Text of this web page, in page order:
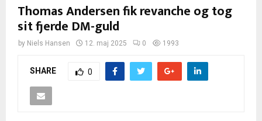
Thomas Andersen fik revanche og tog
sit fjerde DM-guld
by Niels Hansen 12. maj 2025 0 1993
SHARE 0